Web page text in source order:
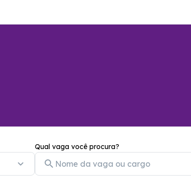
Qual vaga você procura?